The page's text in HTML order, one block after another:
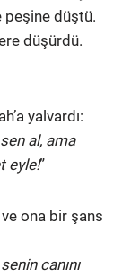
peşine düştü.
düşürdü.
yalvardı:
al, ama
eyle!”
ve ona bir şans
canını